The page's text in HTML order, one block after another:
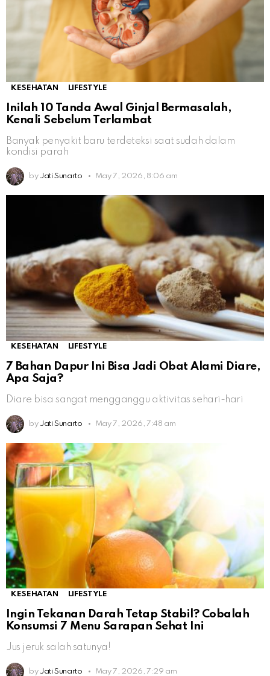
KESEHATAN LIFESTYLE
Inilah 10 Tanda Awal Ginjal Bermasalah,
Kenali Sebelum Terlambat
Banyak penyakit baru terdeteksi saat sudah dalam
kondisi parah
by Jati Sunarto May 7, 2026, 8:06 am
KESEHATAN LIFESTYLE
7 Bahan Dapur Ini Bisa Jadi Obat Alami Diare,
Apa Saja?
Diare bisa sangat mengganggu aktivitas sehari-hari
by Jati Sunarto May 7, 2026, 7:48 am
KESEHATAN LIFESTYLE
Ingin Tekanan Darah Tetap Stabil? Cobalah
Konsumsi 7 Menu Sarapan Sehat Ini
Jus jeruk salah satunya!
by Jati Sunarto May 7, 2026, 7:29 am